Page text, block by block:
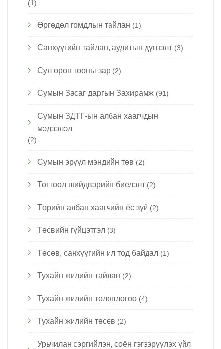
(1)
Өргөдөл гомдлын тайлан (1)
Санхүүгийн тайлан, аудитын дүгнэлт (3)
Сул орон тооны зар (2)
Сумын Засаг даргын Захирамж (91)
Сумын ЗДТГ-ын албан хаагчдын
мэдээлэл
(2)
Сумын эрүүл мэндийн төв (2)
Тогтоол шийдвэрийн биелэлт (2)
Төрийн албан хаагчийн ёс зүй (2)
Төсвийн гүйцэтгэл (3)
Төсөв, санхүүгийн ил тод байдал (1)
Тухайн жилийн тайлан (2)
Тухайн жилийн төлөвлөгөө (4)
Тухайн жилийн төсөв (2)
Урьчилан сэргийлэн, соён гэгээрүүлэх үйл